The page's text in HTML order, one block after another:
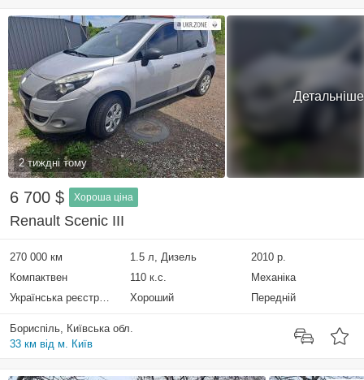
2 тиждні тому
Детальніше
6 700 $ Хороша ціна
Renault Scenic III
270 000 км 1.5 л, Дизель
2010 р.
Компактвен
110 к.с.
Механіка
Українська реєстрація
Хороший Передній
Бориспіль, Київська обл.
33 км від м. Київ